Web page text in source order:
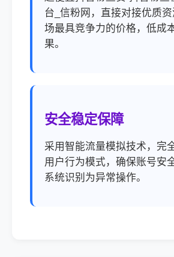
台_信粉网，直接对接优质
场最具竞争力的价格，低成
果。
安全稳定保障
采用智能流量模拟技术，完
用户行为模式，确保账号安
系统识别为异常操作。